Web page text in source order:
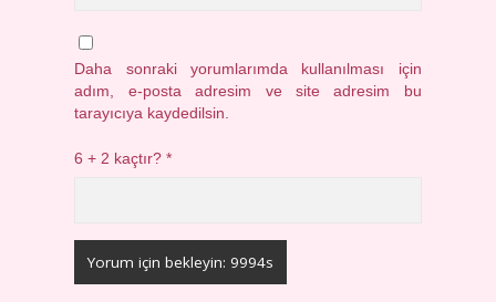
Daha sonraki yorumlarımda kullanılması için
adım, e-posta adresim ve site adresim bu
tarayıcıya kaydedilsin.
6 + 2 kaçtır?*